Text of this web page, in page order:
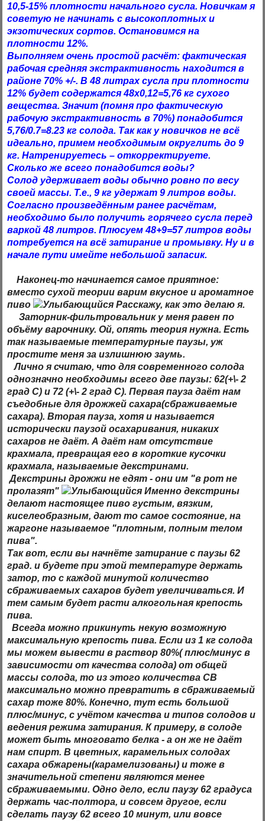
10,5-15% плотности начального сусла. Новичкам я
советую не начинать с высокоплотных и
экзотических сортов. Остановимся на
плотности 12%.
Выполняем очень простой расчёт: фактическая
рабочая средняя экстрактивность находится в
районе 70% +/-. В 48 литрах сусла при плотности
12% будет содержатся 48х0,12=5,76 кг сухого
вещества. Значит (помня про фактическую
рабочую экстрактивность в 70%) понадобится
5,76/0.7=8.23 кг солода. Так как у новичков не всё
идеально, примем необходимым округлить до 9
кг. Натренируетесь – откорректируете.
Сколько же всего понадобится воды?
Солод удерживает воды обычно ровно по весу
своей массы. Т.е., 9 кг удержат 9 литров воды.
Согласно произведённым ранее расчётам,
необходимо было получить горячего сусла перед
варкой 48 литров. Плюсуем 48+9=57 литров воды
потребуется на всё затирание и промывку. Ну и в
начале пути имейте небольшой запасик.
Наконец-то начинается самое приятное:
вместо сухой теории варим вкусное и ароматное
пиво
Расскажу, как это делаю я.
Заторник-фильтровальник у меня равен по
объёму варочнику. Ой, опять теория нужна. Есть
так называемые температурные паузы, уж
простите меня за излишнюю заумь.
Лично я считаю, что для современного солода
однозначно необходимы всего две паузы: 62(+\- 2
град С) и 72 (+\- 2 град С). Первая пауза даёт нам
съедобные для дрожжей сахара(сбраживаемые
сахара). Вторая пауза, хотя и называется
исторически паузойосахаривания, никаких
сахаров не даёт. А даёт нам отсутствие
крахмала, превращая его в короткие кусочки
крахмала, называемые декстринами.
Декстрины дрожжи не едят - они им "в рот не
пролазят"
Именно декстрины
делают настоящее пиво густым, вязким,
киселеобразным, дают то самое состояние, на
жаргоне называемое "плотным, полным телом
пива".
Так вот, если вы начнёте затирание с паузы 62
град. и будете при этой температуре держать
затор, то с каждой минутой количество
сбраживаемых сахаров будет увеличиваться. И
тем самым будет расти алкогольная крепость
пива.
Всегда можно прикинуть некуювозможную
максимальную крепость пива. Если из 1 кг солода
мы можем вывести в раствор 80%( плюс/минус в
зависимости от качества солода) от общей
массы солода, то из этого количества СВ
максимально можно превратить в сбраживаемый
сахар тоже 80%. Конечно, тут есть большой
плюс/минус, с учётом качества и типов солодов и
ведения режима затирания. К примеру, в солоде
может быть многовато белка - а он же не даёт
нам спирт. В цветных, карамельных солодах
сахара обжарены(карамелизованы) и тоже в
значительной степени являются менее
сбраживаемыми. Одно дело, если паузу 62 градуса
держать час-полтора, и совсем другое, если
сделать паузу 62 всего 10 минут, или вовсе